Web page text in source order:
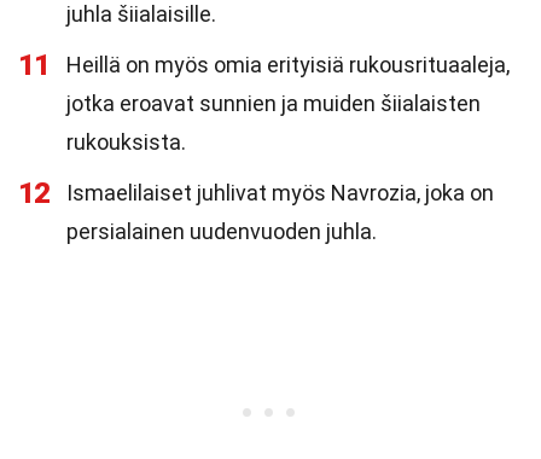
juhla šiialaisille.
11
Heillä on myös omia erityisiä rukousrituaaleja,
jotka eroavat sunnien ja muiden šiialaisten
rukouksista.
12
Ismaelilaiset juhlivat myös Navrozia, joka on
persialainen uudenvuoden juhla.